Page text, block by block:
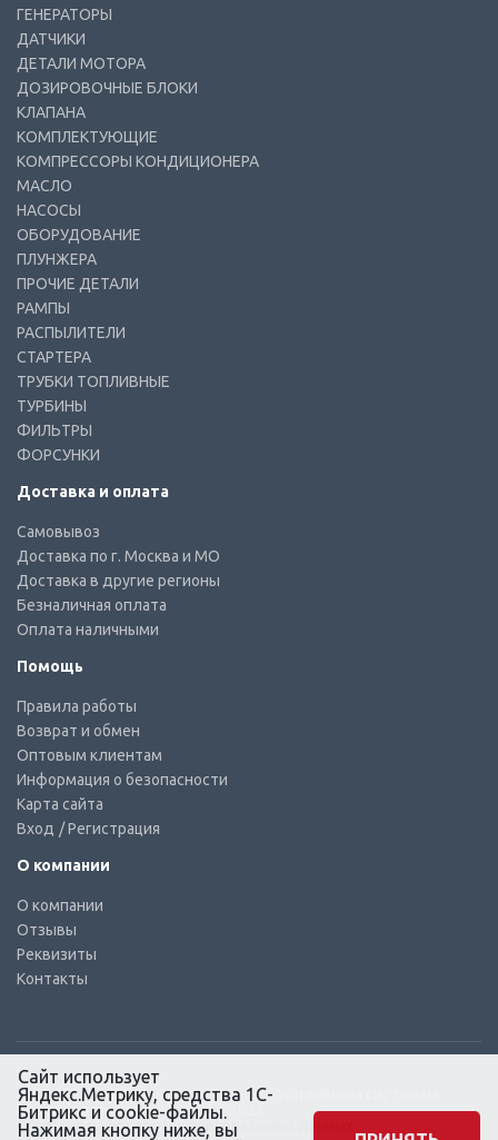
ГЕНЕРАТОРЫ
ДАТЧИКИ
ДЕТАЛИ МОТОРА
ДОЗИРОВОЧНЫЕ БЛОКИ
КЛАПАНА
КОМПЛЕКТУЮЩИЕ
КОМПРЕССОРЫ КОНДИЦИОНЕРА
МАСЛО
НАСОСЫ
ОБОРУДОВАНИЕ
ПЛУНЖЕРА
ПРОЧИЕ ДЕТАЛИ
РАМПЫ
РАСПЫЛИТЕЛИ
СТАРТЕРА
ТРУБКИ ТОПЛИВНЫЕ
ТУРБИНЫ
ФИЛЬТРЫ
ФОРСУНКИ
Доставка и оплата
Самовывоз
Доставка по г. Москва и МО
Доставка в другие регионы
Безналичная оплата
Оплата наличными
Помощь
Правила работы
Возврат и обмен
Оптовым клиентам
Информация о безопасности
Карта сайта
Вход / Регистрация
О компании
О компании
Отзывы
Реквизиты
Контакты
© КТС-Дизель – Комплектующие к топливным системам
Все права защищены, 2003 – 2025
Согласие на обработку персональных данных
Сайт использует
Яндекс.Метрику, средства 1С-
Битрикс и cookie-файлы.
Нажимая кнопку ниже, вы